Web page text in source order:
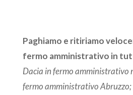
Paghiamo e ritiriamo
fermo amministrativo in
Dacia in fermo amministrativo
fermo amministrativo Abruzzo;